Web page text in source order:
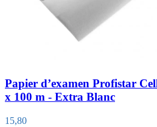
Papier d’examen Profistar
x 100 m - Extra Blanc
15,80